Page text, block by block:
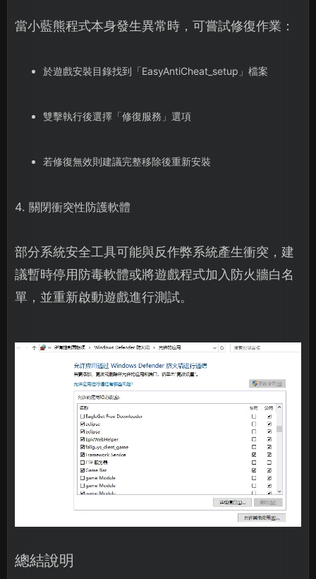
當小藍熊程式本身發生異常時，可嘗試修復作業：
於遊戲安裝目錄找到「EasyAntiCheat_setup」檔案
雙擊執行後選擇「修復服務」選項
若修復無效則建議完整移除後重新安裝
4. 關閉衝突性防護軟體
部分系統安全工具可能與反作弊系統產生衝突，建
議暫時停用防毒軟體或將遊戲程式加入防火牆白名
單，並重新啟動遊戲進行測試。
總結說明